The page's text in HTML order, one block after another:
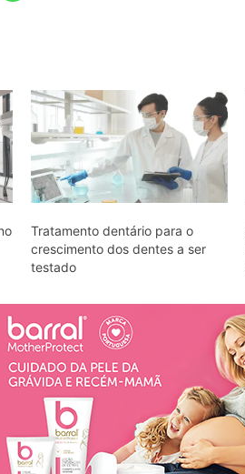
Tratamento dentário para o
crescimento dos dentes a ser
testado